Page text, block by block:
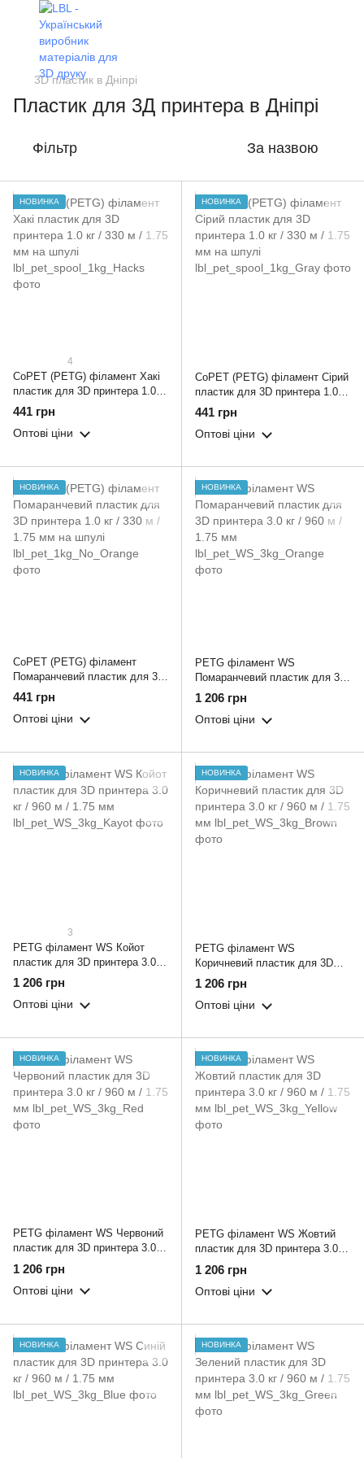
3D пластик в Дніпрі
Пластик для 3Д принтера в Дніпрі
Фільтр За назвою
НОВИНКА
4
CoPET (PETG) філамент Хакі
пластик для 3D принтера 1.0 кг
/ 330 м / 1.75 мм на шпулі
441 грн
Оптові ціни
НОВИНКА
CoPET (PETG) філамент Сірий
пластик для 3D принтера 1.0 кг
/ 330 м / 1.75 мм на шпулі
441 грн
Оптові ціни
НОВИНКА
CoPET (PETG) філамент
Помаранчевий пластик для 3D
принтера 1.0 кг / 330 м / 1.75
мм на шпулі
441 грн
Оптові ціни
НОВИНКА
PETG філамент WS
Помаранчевий пластик для 3D
принтера 3.0 кг / 960 м / 1.75
1 206 грн
Оптові ціни
НОВИНКА
3
PETG філамент WS Койот
пластик для 3D принтера 3.0 кг
/ 960 м / 1.75 мм
1 206 грн
Оптові ціни
НОВИНКА
PETG філамент WS
Коричневий пластик для 3D
принтера 3.0 кг / 960 м / 1.75
1 206 грн
Оптові ціни
НОВИНКА
PETG філамент WS Червоний
пластик для 3D принтера 3.0 кг
/ 960 м / 1.75 мм
1 206 грн
Оптові ціни
НОВИНКА
PETG філамент WS Жовтий
пластик для 3D принтера 3.0 кг
/ 960 м / 1.75 мм
1 206 грн
Оптові ціни
НОВИНКА НОВИНКА